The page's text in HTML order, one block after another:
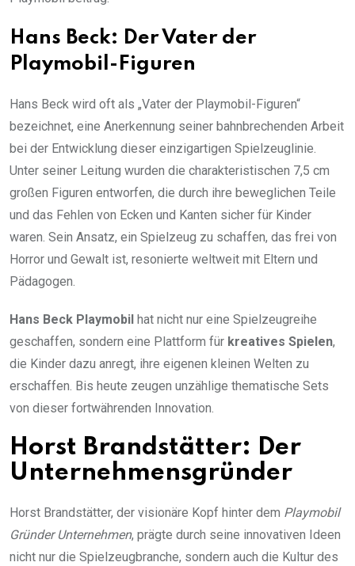
Hans Beck: Der Vater der
Playmobil-Figuren
Hans Beck wird oft als „Vater der Playmobil-Figuren“
bezeichnet, eine Anerkennung seiner bahnbrechenden Arbeit
bei der Entwicklung dieser einzigartigen Spielzeuglinie.
Unter seiner Leitung wurden die charakteristischen 7,5 cm
großen Figuren entworfen, die durch ihre beweglichen Teile
und das Fehlen von Ecken und Kanten sicher für Kinder
waren. Sein Ansatz, ein Spielzeug zu schaffen, das frei von
Horror und Gewalt ist, resonierte weltweit mit Eltern und
Pädagogen.
Hans Beck Playmobil hat nicht nur eine Spielzeugreihe
geschaffen, sondern eine Plattform für kreatives Spielen,
die Kinder dazu anregt, ihre eigenen kleinen Welten zu
erschaffen. Bis heute zeugen unzählige thematische Sets
von dieser fortwährenden Innovation.
Horst Brandstätter: Der
Unternehmensgründer
Horst Brandstätter, der visionäre Kopf hinter dem Playmobil
Gründer Unternehmen, prägte durch seine innovativen Ideen
nicht nur die Spielzeugbranche, sondern auch die Kultur des